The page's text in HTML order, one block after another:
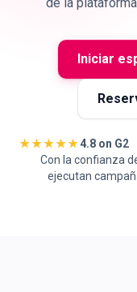
Iniciar
★★★★★4.8 on G2
Con la confianza
ejecutan